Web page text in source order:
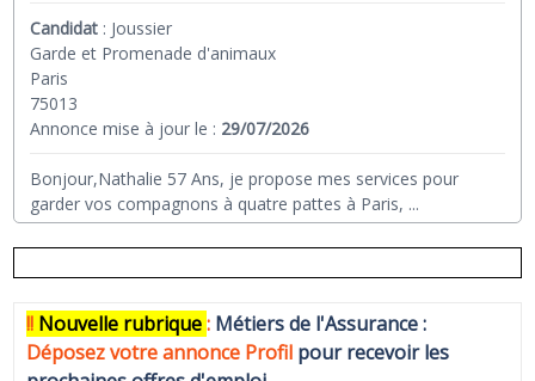
Candidat : Joussier
Garde et Promenade d'animaux
Paris
75013
Annonce mise à jour le : 29/07/2026
Bonjour,Nathalie 57 Ans, je propose mes services pour
garder vos compagnons à quatre pattes à Paris, ...
!! Nouvelle rubrique: Métiers de l'Assurance :
Déposez votre annonce Profil pour recevoir les